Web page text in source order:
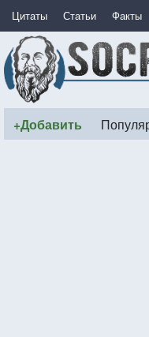
Цитаты Статьи Факты
+Добавить